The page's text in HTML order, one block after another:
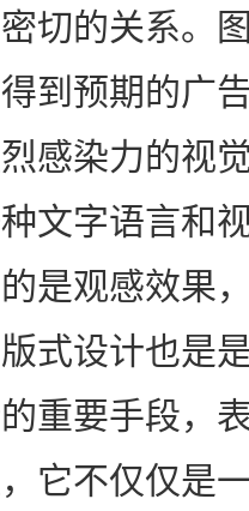
切的关系。
到预期的广
感染力的视
文字语言和
是观感效果
式设计也是
重要手段，
它不仅仅是